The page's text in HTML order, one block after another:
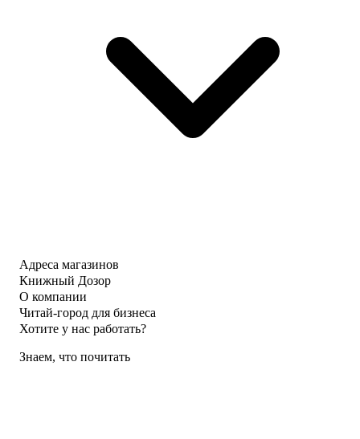
Адреса магазинов
Книжный Дозор
О компании
Читай-город для бизнеса
Хотите у нас работать?
Знаем, что почитать